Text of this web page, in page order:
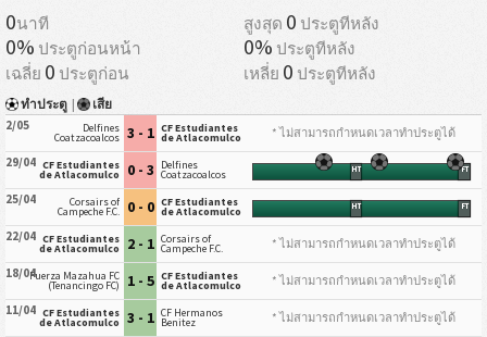
0นาที สูงสุด 0 ประตูทีหลัง
0% ประตูก่อนหน้า 0% ประตูทีหลัง
เฉลี่ย 0 ประตูก่อน เหลี่ย 0 ประตูทีหลัง
ทำประตู | เสีย
2/05 Delfines
Coatzacoalcos 3 - 1 CF Estudiantes
de Atlacomulco
* ไม่สามารถกำหนดเวลาทำประตูได้
29/04 CF Estudiantes
de Atlacomulco 0 - 3 Delfines
Coatzacoalcos HT FT
25/04 Corsairs of
Campeche F.C. 0 - 0 CF Estudiantes
de Atlacomulco HT FT
22/04 CF Estudiantes
de Atlacomulco 2 - 1 Corsairs of
Campeche F.C.
* ไม่สามารถกำหนดเวลาทำประตูได้
18/04Fuerza Mazahua FC
(Tenancingo FC) 1 - 5 CF Estudiantes
de Atlacomulco
* ไม่สามารถกำหนดเวลาทำประตูได้
11/04 CF Estudiantes
de Atlacomulco 3 - 1 CF Hermanos
Benitez
* ไม่สามารถกำหนดเวลาทำประตูได้